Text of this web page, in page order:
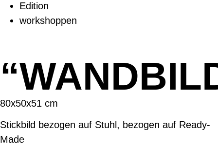
Edition
workshoppen
80x50x51 cm
Stickbild bezogen auf Stuhl, bezogen auf Ready-
Made